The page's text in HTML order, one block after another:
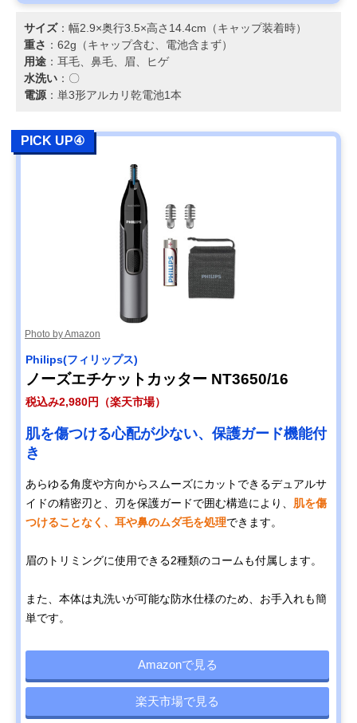
サイズ：幅2.9×奥行3.5×高さ14.4cm（キャップ装着時）
重さ ：62g（キャップ含む、電池含まず）
用途 ：耳毛、鼻毛、眉、ヒゲ
水洗い ：〇
電源 ：単3形アルカリ乾電池1本
PICK UP④
Photo by Amazon
Philips(フィリップス)
ノーズエチケットカッター NT3650/16
税込み2,980円（楽天市場）
肌を傷つける心配が少ない、保護ガード機能付
き
あらゆる角度や方向からスムーズにカットできるデュアルサ
イドの精密刃と、刃を保護ガードで囲む構造により、 肌を傷
つけることなく、耳や鼻のムダ毛を処理できます。
眉のトリミングに使用できる2種類のコームも付属します。
また、本体は丸洗いが可能な防水仕様のため、お手入れも簡
単です。
Amazonで見る
楽天市場で見る